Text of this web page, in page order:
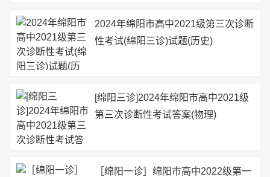
2024年绵阳市高中2021级第三次诊断
性考试(绵阳三诊)试题(历史)
[绵阳三诊]2024年绵阳市高中2021级
第三次诊断性考试答案(物理)
［绵阳一诊］绵阳市高中2022级第一